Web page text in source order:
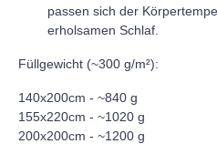
passen sich der
erholsamen Schlaf.
Füllgewicht (~300 g/m²):
140x200cm - ~840 g
155x220cm - ~1020 g
200x200cm - ~1200 g